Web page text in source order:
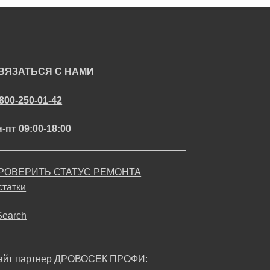
С НАМИ
250-01-42
пт 09:00-18:00
СТАТУС РЕМОНТА
партнер ДРОВОСЕК ПРОФИ: